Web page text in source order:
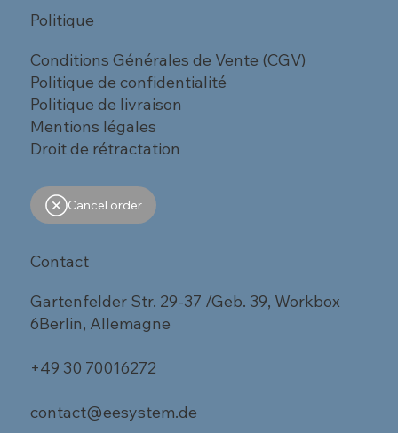
Politique
Conditions Générales de Vente (CGV)
Politique de confidentialité
Politique de livraison
Mentions légales
Droit de rétractation
Cancel order
Contact
Gartenfelder Str. 29-37 /Geb. 39, Workbox
6Berlin, Allemagne
+49 30 70016272
contact@eesystem.de